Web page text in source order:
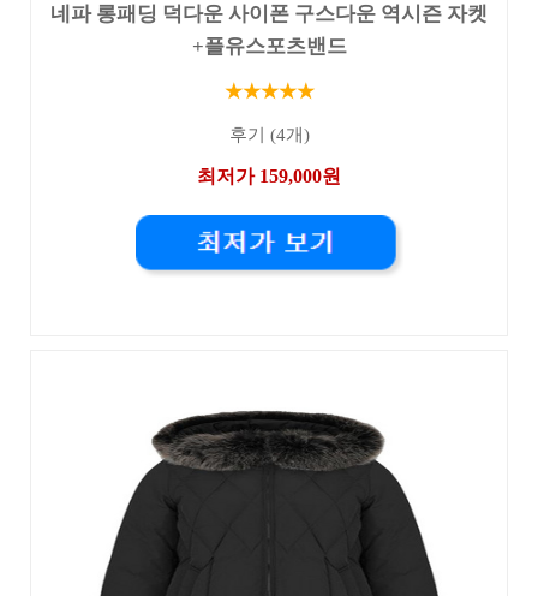
네파 롱패딩 덕다운 사이폰 구스다운 역시즌 자켓
+플유스포츠밴드
★★★★★
후기 (4개)
최저가 159,000원